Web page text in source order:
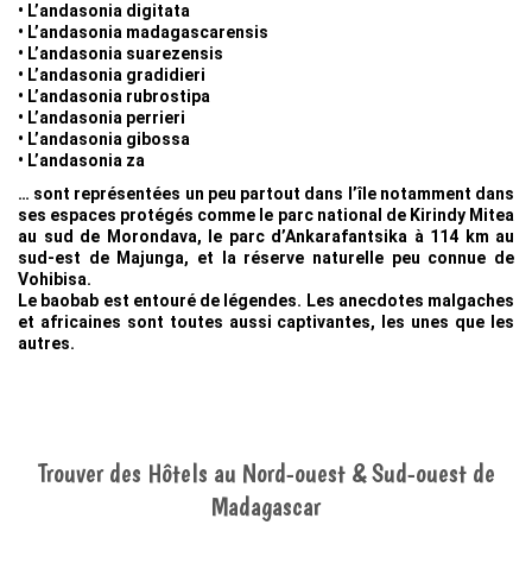
• L’andasonia digitata
• L’andasonia madagascarensis
• L’andasonia suarezensis
• L’andasonia gradidieri
• L’andasonia rubrostipa
• L’andasonia perrieri
• L’andasonia gibossa
• L’andasonia za
… sont représentées un peu partout dans l’île notamment dans
ses espaces protégés comme le parc national de Kirindy Mitea
au sud de Morondava, le parc d’Ankarafantsika à 114 km au
sud-est de Majunga, et la réserve naturelle peu connue de
Vohibisa.
Le baobab est entouré de légendes. Les anecdotes malgaches
et africaines sont toutes aussi captivantes, les unes que les
autres.
Trouver des Hôtels au Nord-ouest & Sud-ouest de
Madagascar